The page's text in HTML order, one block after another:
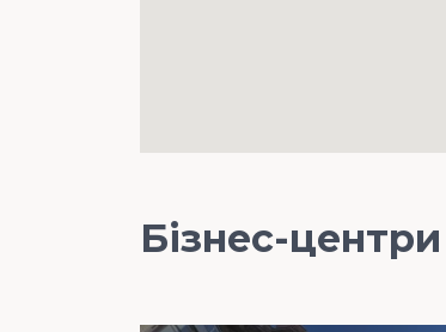
Бізнес-